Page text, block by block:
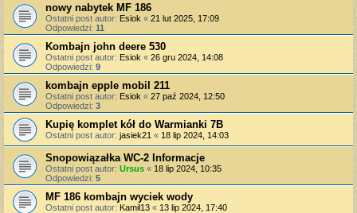
nowy nabytek MF 186
Ostatni post autor: Esiok « 21 lut 2025, 17:09
Odpowiedzi: 11
Kombajn john deere 530
Ostatni post autor: Esiok « 26 gru 2024, 14:08
Odpowiedzi: 9
kombajn epple mobil 211
Ostatni post autor: Esiok « 27 paź 2024, 12:50
Odpowiedzi: 3
Kupię komplet kół do Warmianki 7B
Ostatni post autor: jasiek21 « 18 lip 2024, 14:03
Snopowiązałka WC-2 Informacje
Ostatni post autor: Ursus « 18 lip 2024, 10:35
Odpowiedzi: 5
MF 186 kombajn wyciek wody
Ostatni post autor: Kamil13 « 13 lip 2024, 17:40